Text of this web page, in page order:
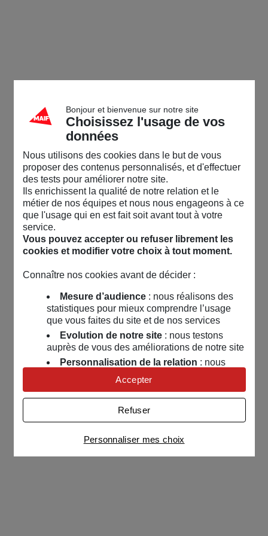
Bonjour et bienvenue sur notre site
Choisissez l'usage de vos
données
Nous utilisons des cookies dans le but de vous
proposer des contenus personnalisés, et d'effectuer
des tests pour améliorer notre site.
Ils enrichissent la qualité de notre relation et le
métier de nos équipes et nous nous engageons à ce
que l'usage qui en est fait soit avant tout à votre
service.
Vous pouvez accepter ou refuser librement les
cookies et modifier votre choix à tout moment.
Connaître nos cookies avant de décider :
Mesure d’audience: nous réalisons des
statistiques pour mieux comprendre l’usage
que vous faites du site et de nos services
Evolution de notre site: nous testons
auprès de vous des améliorations de notre site
Personnalisation de la relation : nous
nous servons de cookies pour adapter nos
contenus et personnaliser nos offres
Univers publicitaire: nous utilisons avec
nos partenaires des cookies pour afficher des
publicités personnalisées
Connaître notre politique cookies et la liste de nos
partenaires
Personnaliser mes choix
Refuser
Accepter